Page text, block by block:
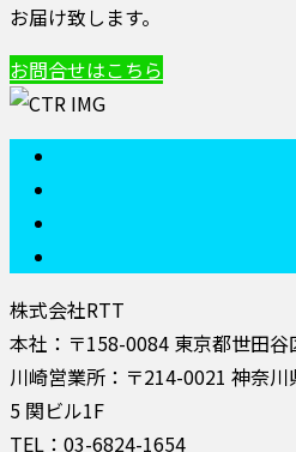
お届け致します。
お問合せはこちら
株式会社RTT
本社：〒158-0084 東京都世田
川崎営業所：〒214-0021 神奈
5 関ビル1F
TEL：03-6824-1654